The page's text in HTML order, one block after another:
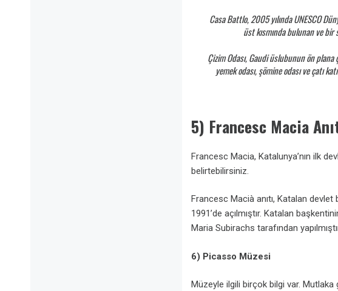
Casa Battlo, 2005 yılında UNESCO
üst kısmında bulunan ve bir
Çizim Odası, Gaudi üslubunun ön
yemek odası, şömine odası ve çatı
5) Francesc Macia
Francesc Macia, Katalunya’nın ilk
belirtebilirsiniz.
Francesc Macià anıtı, Katalan devlet
1991’de açılmıştır. Katalan
Maria Subirachs tarafından
6) Picasso Müzesi
Müzeyle ilgili birçok bilgi var.